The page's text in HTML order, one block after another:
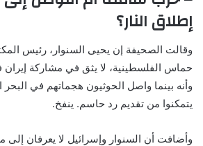
إطلاق النار؟
وقالت الصحيفة إن يحيى السنوار، رئيس
حماس الفلسطينية، لا يثق في مشاركة
وأنه بينما واصل الحوثيون هجماتهم في البحر
يتمكنوا من تقديم رد حاسم. ينفخ.
وأضافت أن السنوار وإسرائيل لا يعرفان